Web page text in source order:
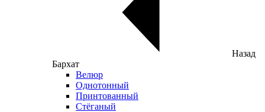
Назад
Бархат
Велюр
Однотонный
Принтованный
Стёганый